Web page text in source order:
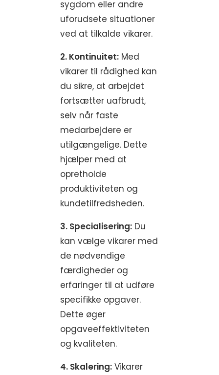
sygdom eller andre
uforudsete situationer
ved at tilkalde vikarer.
2. Kontinuitet: Med
vikarer til rådighed kan
du sikre, at arbejdet
fortsætter uafbrudt,
selv når faste
medarbejdere er
utilgængelige. Dette
hjælper med at
opretholde
produktiviteten og
kundetilfredsheden.
3. Specialisering: Du
kan vælge vikarer med
de nødvendige
færdigheder og
erfaringer til at udføre
specifikke opgaver.
Dette øger
opgaveeffektiviteten
og kvaliteten.
4. Skalering: Vikarer